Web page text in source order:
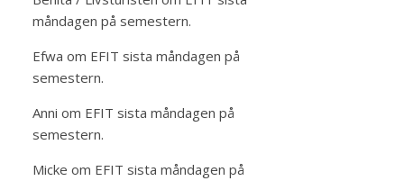
måndagen på semestern.
Efwa om EFIT sista måndagen på
semestern.
Anni om EFIT sista måndagen på
semestern.
Micke om EFIT sista måndagen på